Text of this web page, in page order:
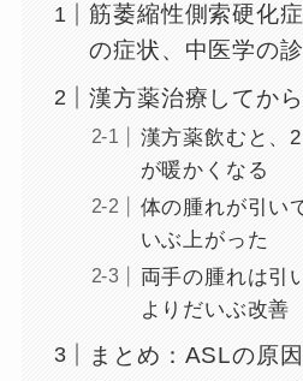
筋萎縮性側索硬化
の症状、中医学の
漢方薬治療してか
漢方薬飲むと、
が暖かくなる
体の腫れが引い
いぶ上がった
両手の腫れは引
よりだいぶ改善
まとめ：ASLの原